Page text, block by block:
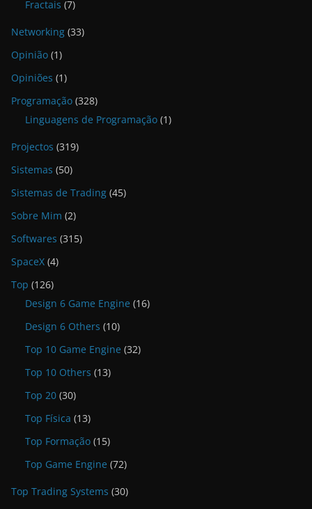
Fractais (7)
Networking (33)
Opinião (1)
Opiniões (1)
Programação (328)
Linguagens de Programação (1)
Projectos (319)
Sistemas (50)
Sistemas de Trading (45)
Sobre Mim (2)
Softwares (315)
SpaceX (4)
Top (126)
Design 6 Game Engine (16)
Design 6 Others (10)
Top 10 Game Engine (32)
Top 10 Others (13)
Top 20 (30)
Top Física (13)
Top Formação (15)
Top Game Engine (72)
Top Trading Systems (30)